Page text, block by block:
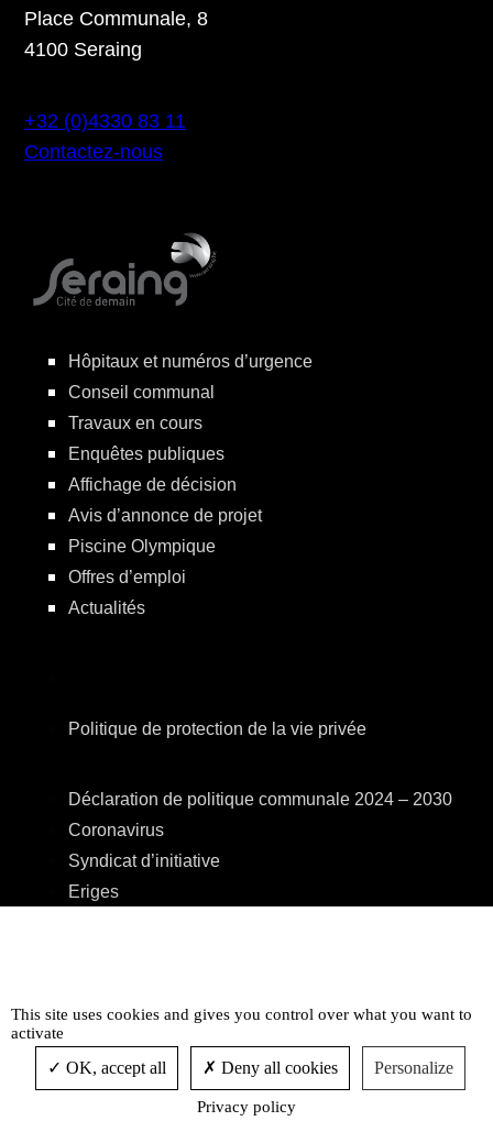
Place Communale, 8
4100 Seraing
+32 (0)4330 83 11
Contactez-nous
Hôpitaux et numéros d’urgence
Conseil communal
Travaux en cours
Enquêtes publiques
Affichage de décision
Avis d’annonce de projet
Piscine Olympique
Offres d’emploi
Actualités
Politique de protection de la vie privée
Déclaration de politique communale 2024 – 2030
Coronavirus
Syndicat d’initiative
Eriges
Accessibilité
This site uses cookies and gives you control over what you want to
activate
OK, accept all Deny all cookies Personalize
Privacy policy